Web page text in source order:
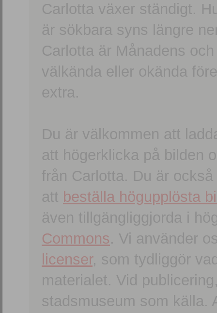
Carlotta växer ständigt.
är sökbara syns längre
Carlotta är Månadens
välkända eller okända
extra.
Du är välkommen att
att högerklicka på bilden
från Carlotta. Du är
att beställa högupplösta
även tillgängliggjorda i
Commons. Vi använder
licenser, som tydliggör
materialet. Vid
stadsmuseum som källa.